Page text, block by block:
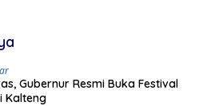
Gubernur Resmi Buka Festival
Kalteng